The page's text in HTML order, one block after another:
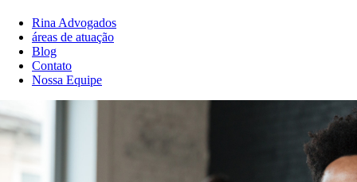
Rina Advogados
áreas de atuação
Blog
Contato
Nossa Equipe